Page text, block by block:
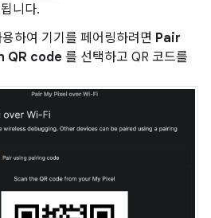
니다.
하여 기기를 페어링하려면 Pair
QR code 를 선택하고 QR 코드를